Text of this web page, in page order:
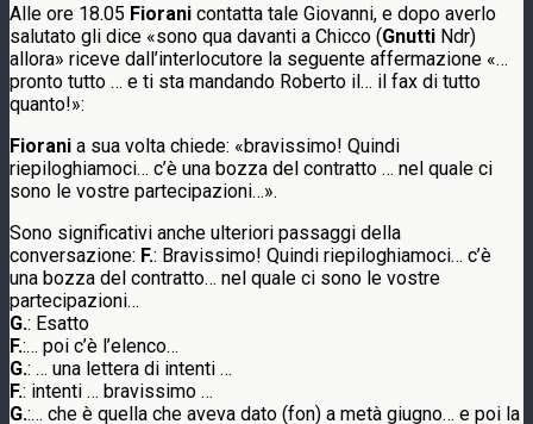
Alle ore 18.05 Fiorani contatta tale Giovanni, e dopo averlo
salutato gli dice «sono qua davanti a Chicco (Gnutti Ndr)
allora» riceve dall’interlocutore la seguente affermazione «…
pronto tutto … e ti sta mandando Roberto il… il fax di tutto
quanto!»:
Fiorani a sua volta chiede: «bravissimo! Quindi
riepiloghiamoci… c’è una bozza del contratto … nel quale ci
sono le vostre partecipazioni…».
Sono significativi anche ulteriori passaggi della
conversazione: F.: Bravissimo! Quindi riepiloghiamoci… c’è
una bozza del contratto… nel quale ci sono le vostre
partecipazioni…
G.: Esatto
F.:… poi c’è l’elenco…
G.: … una lettera di intenti …
F.: intenti … bravissimo …
G.:… che è quella che aveva dato (fon) a metà giugno… e poi la